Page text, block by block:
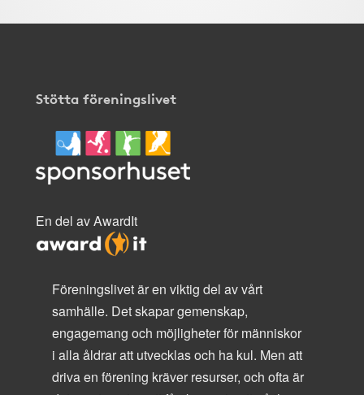
Stötta föreningslivet
En del av AwardIt
Föreningslivet är en viktig del av vårt
samhälle. Det skapar gemenskap,
engagemang och möjligheter för människor
i alla åldrar att utvecklas och ha kul. Men att
driva en förening kräver resurser, och ofta är